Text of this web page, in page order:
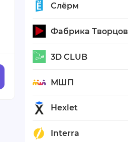
Слёрм
Фабрика Творцов
3D CLUB
МШП
Hexlet
Interra